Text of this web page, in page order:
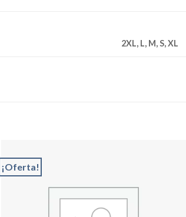
2XL, L, M, S, XL
¡Oferta!